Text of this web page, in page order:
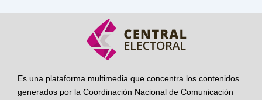
Es una plataforma multimedia que concentra los contenidos
generados por la Coordinación Nacional de Comunicación